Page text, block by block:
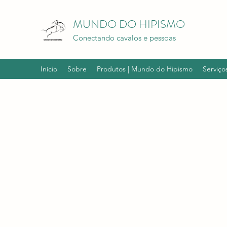
MUNDO DO HIPISMO
Conectando cavalos e pessoas
Início Sobre Produtos | Mundo do Hipismo